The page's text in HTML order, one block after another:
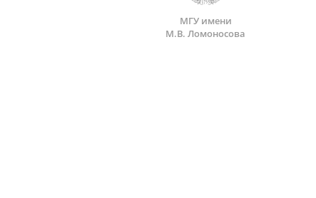
МГУ имени
М.В. Ломоносова